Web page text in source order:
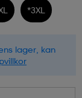
*3XL
lager, kan